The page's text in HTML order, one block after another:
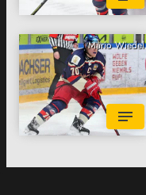
Mario Wiedel